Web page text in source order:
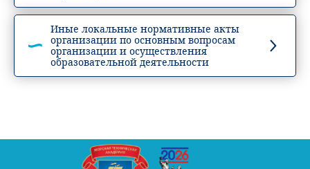
Иные локальные нормативные акты
организации по основным вопросам
организации и осуществления
образовательной деятельности